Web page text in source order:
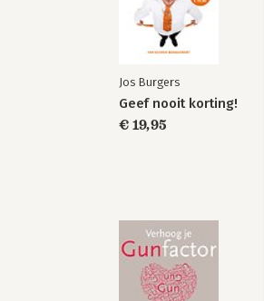
in jouw interne bioscoop
de rest
geslaagde verkoop
Jos Burgers
Geef nooit korting!
€ 19,95